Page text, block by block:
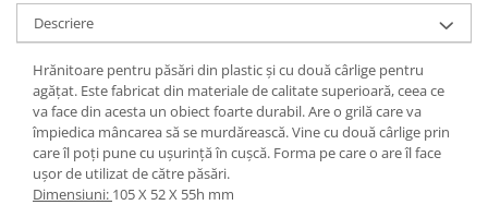
Pisici
Grădină
Descriere
Hrănitoare pentru păsări din plastic și cu două cârlige pentru
agățat. Este fabricat din materiale de calitate superioară, ceea ce
va face din acesta un obiect foarte durabil. Are o grilă care va
împiedica mâncarea să se murdărească. Vine cu două cârlige prin
care îl poți pune cu ușurință în cușcă. Forma pe care o are îl face
ușor de utilizat de către păsări.
Dimensiuni: 105 X 52 X 55h mm